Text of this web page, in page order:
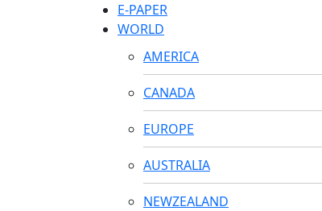
E-PAPER
WORLD
AMERICA
CANADA
EUROPE
AUSTRALIA
NEWZEALAND